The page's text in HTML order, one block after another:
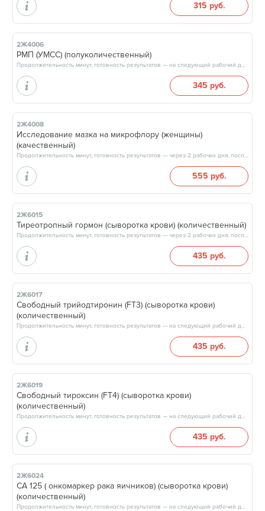
315 руб.
2Ж4006
РМП (УМСС) (полуколичественный)
Продолжительность минут, готовность результатов — на следующий рабочий день, после 14:00
345 руб.
2Ж4008
Исследование мазка на микрофлору (женщины)
(качественный)
Продолжительность минут, готовность результатов — через 2 рабочих дня, после 17:00
555 руб.
2Ж6015
Тиреотропный гормон (сыворотка крови) (количественный)
Продолжительность минут, готовность результатов — через 2 рабочих дня, после 17:00
435 руб.
2Ж6017
Свободный трийодтиронин (FT3) (сыворотка крови)
(количественный)
Продолжительность минут, готовность результатов — на следующий рабочий день, после 17:00
435 руб.
2Ж6019
Свободный тироксин (FT4) (сыворотка крови)
(количественный)
Продолжительность минут, готовность результатов — на следующий рабочий день, после 17:00
435 руб.
2Ж6024
CA 125 ( онкомаркер рака яичников) (сыворотка крови)
(количественный)
Продолжительность минут, готовность результатов — на следующий рабочий день, после 17:00